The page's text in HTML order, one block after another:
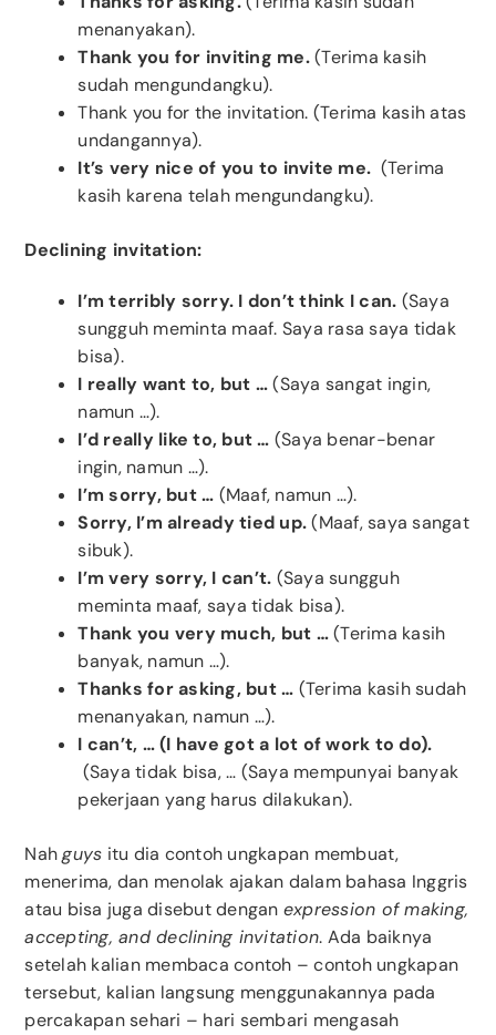
menanyakan).
Thank you for inviting me.(Terima kasih
sudah mengundangku).
Thank you for the invitation. (Terima kasih atas
undangannya).
It’s very nice of you to invite me. (Terima
kasih karena telah mengundangku).
Declining invitation:
I’m terribly sorry. I don’t think I can. (Saya
sungguh meminta maaf. Saya rasa saya tidak
bisa).
I really want to, but …(Saya sangat ingin,
namun …).
I’d really like to, but … (Saya benar-benar
ingin, namun …).
I’m sorry, but … (Maaf, namun …).
Sorry, I’m already tied up.(Maaf, saya sangat
sibuk).
I’m very sorry, I can’t. (Saya sungguh
meminta maaf, saya tidak bisa).
Thank you very much, but …(Terima kasih
banyak, namun …).
Thanks for asking, but … (Terima kasih sudah
menanyakan, namun …).
I can’t, … (I have got a lot of work to do).
(Saya tidak bisa, … (Saya mempunyai banyak
pekerjaan yang harus dilakukan).
Nahguys itu dia contoh ungkapan membuat,
menerima, dan menolak ajakan dalam bahasa Inggris
atau bisa juga disebut dengan expression of making,
accepting, and declining invitation. Ada baiknya
setelah kalian membaca contoh – contoh ungkapan
tersebut, kalian langsung menggunakannya pada
percakapan sehari – hari sembari mengasah